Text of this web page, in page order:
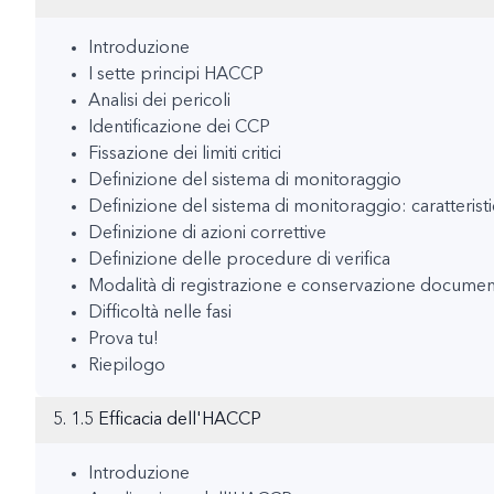
Introduzione
I sette principi HACCP
Analisi dei pericoli
Identificazione dei CCP
Fissazione dei limiti critici
Definizione del sistema di monitoraggio
Definizione del sistema di monitoraggio:
Definizione di azioni correttive
Definizione delle procedure di verifica
Modalità di registrazione e conservazione
Difficoltà nelle fasi
Prova tu!
Riepilogo
5. 1.5 Efficacia dell'HACCP
Introduzione